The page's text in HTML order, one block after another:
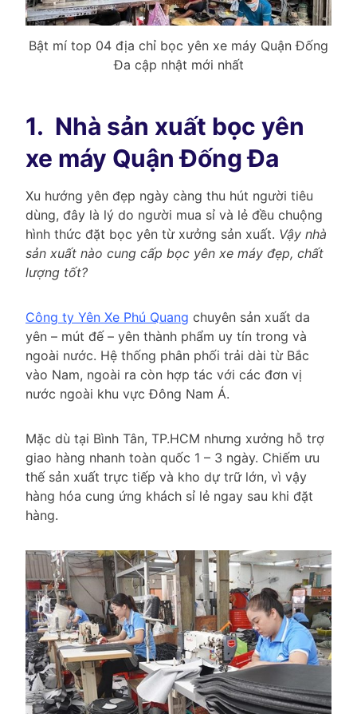
Bật mí top 04 địa chỉ bọc yên xe máy Quận Đống
Đa cập nhật mới nhất
1. Nhà sản xuất bọc yên
xe máy Quận Đống Đa
Xu hướng yên đẹp ngày càng thu hút người tiêu
dùng, đây là lý do người mua sỉ và lẻ đều chuộng
hình thức đặt bọc yên từ xưởng sản xuất. Vậy nhà
sản xuất nào cung cấp bọc yên xe máy đẹp, chất
lượng tốt?
Công ty Yên Xe Phú Quang chuyên sản xuất da
yên – mút đế – yên thành phẩm uy tín trong và
ngoài nước. Hệ thống phân phối trải dài từ Bắc
vào Nam, ngoài ra còn hợp tác với các đơn vị
nước ngoài khu vực Đông Nam Á.
Mặc dù tại Bình Tân, TP.HCM nhưng xưởng hỗ trợ
giao hàng nhanh toàn quốc 1 – 3 ngày. Chiếm ưu
thế sản xuất trực tiếp và kho dự trữ lớn, vì vậy
hàng hóa cung ứng khách sỉ lẻ ngay sau khi đặt
hàng.